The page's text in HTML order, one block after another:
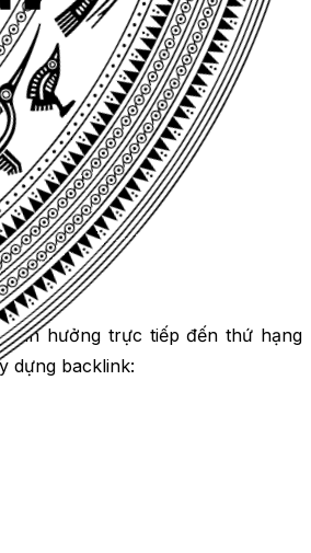
hưởng trực tiếp đến thứ hạng
dựng backlink: